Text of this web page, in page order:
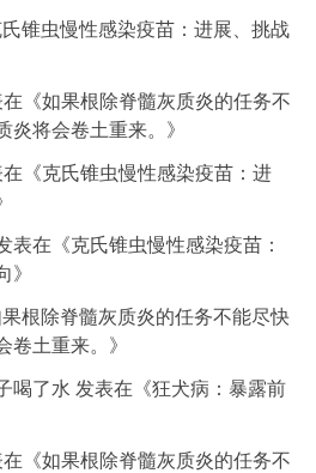
锥虫慢性感染疫苗：进展、挑战
《如果根除脊髓灰质炎的任务不
将会卷土重来。 》
《克氏锥虫慢性感染疫苗：进
表在《克氏锥虫慢性感染疫苗：
》
根除脊髓灰质炎的任务不能尽快
土重来。 》
喝了水 发表在《狂犬病：暴露前
《如果根除脊髓灰质炎的任务不